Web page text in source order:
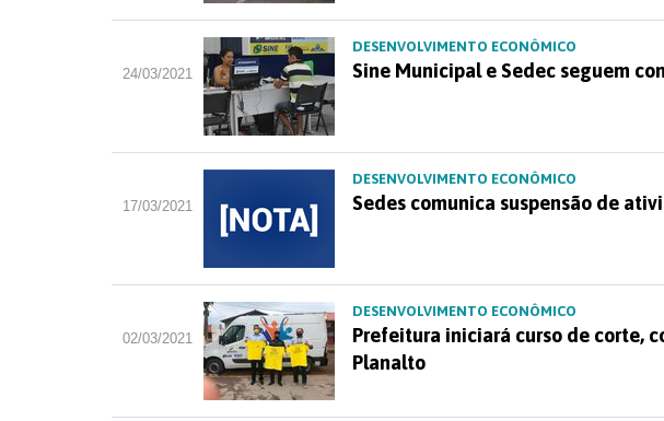
24/03/2021
DESENVOLVIMENTO ECONÔMICO
Sine Municipal e Sedec seguem
17/03/2021
DESENVOLVIMENTO ECONÔMICO
Sedes comunica suspensão de
02/03/2021
DESENVOLVIMENTO ECONÔMICO
Prefeitura iniciará curso de corte,
Planalto